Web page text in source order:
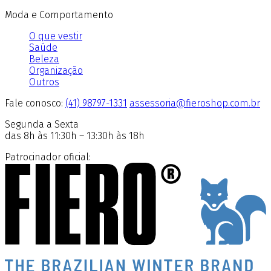
Moda e Comportamento
O que vestir
Saúde
Beleza
Organização
Outros
Fale conosco: (41) 98797-1331 assessoria@fieroshop.com.br
Segunda a Sexta
das 8h às 11:30h – 13:30h às 18h
Patrocinador oficial: